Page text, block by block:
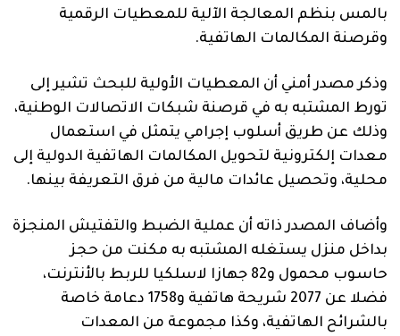
بالمس بنظم المعالجة الآلية للمعطيات الرقمية
وقرصنة المكالمات الهاتفية.
وذكر مصدر أمني أن المعطيات الأولية للبحث تشير إلى
تورط المشتبه به في قرصنة شبكات الاتصالات الوطنية،
وذلك عن طريق أسلوب إجرامي يتمثل في استعمال
معدات إلكترونية لتحويل المكالمات الهاتفية الدولية إلى
محلية، وتحصيل عائدات مالية من فرق التعريفة بينها.
وأضاف المصدر ذاته أن عملية الضبط والتفتيش المنجزة
بداخل منزل يستغله المشتبه به مكنت من حجز
حاسوب محمول و82 جهازا لاسلكيا للربط بالأنترنت،
فضلا عن 2077 شريحة هاتفية و1758 دعامة خاصة
بالشرائح الهاتفية، وكذا مجموعة من المعدات